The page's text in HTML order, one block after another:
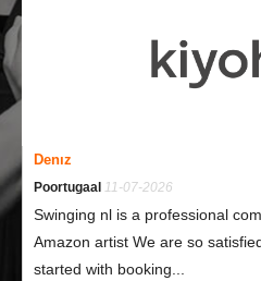
Denız
Poortugaal 11-07-2026
Swinging nl is a professional
Amazon artist We are so
started with booking...